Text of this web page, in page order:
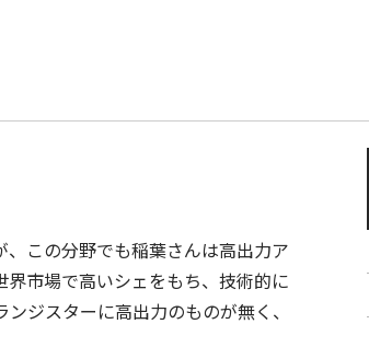
この分野でも稲葉さんは高出力ア
市場で高いシェをもち、技術的に
ジスターに高出力のものが無く、